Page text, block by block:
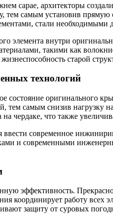
сарае, архитекторы
самым установив прямую
стали необходимыми
элемента внутри
такими как
старой
технологий
оригинального
самым снизив нагрузку
чердаке, что также
современное
и современными
эффективность.
координирует работу
защиту от суровых